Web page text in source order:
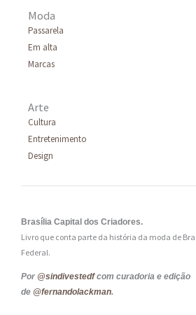
Moda
Passarela
Em alta
Marcas
Arte
Cultura
Entretenimento
Design
Brasília Capital dos Criadores.
Livro que conta parte da história da moda de
Federal.
Por @sindivestedfcom curadoria e edição
de @fernandolackman.